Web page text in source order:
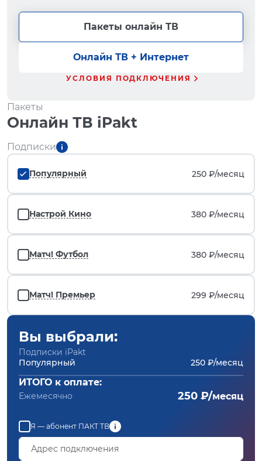
Пакеты онлайн ТВ
Онлайн ТВ + Интернет
УСЛОВИЯ ПОДКЛЮЧЕНИЯ
Пакеты
Онлайн ТВ iPakt
Подписки
Популярный 250 ₽/месяц
Настрой Кино 380 ₽/месяц
Матч! Футбол 380 ₽/месяц
Матч! Премьер 299 ₽/месяц
Вы выбрали:
Подписки iPakt
Популярный
250 ₽/месяц
ИТОГО к оплате:
Ежемесячно 250 ₽/месяц
Я — абонент ПАКТ ТВ